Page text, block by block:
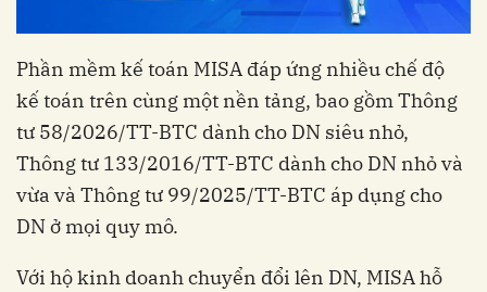
Phần mềm kế toán MISA đáp ứng nhiều chế độ
kế toán trên cùng một nền tảng, bao gồm Thông
tư 58/2026/TT-BTC dành cho DN siêu nhỏ,
Thông tư 133/2016/TT-BTC dành cho DN nhỏ và
vừa và Thông tư 99/2025/TT-BTC áp dụng cho
DN ở mọi quy mô.
Với hộ kinh doanh chuyển đổi lên DN, MISA hỗ